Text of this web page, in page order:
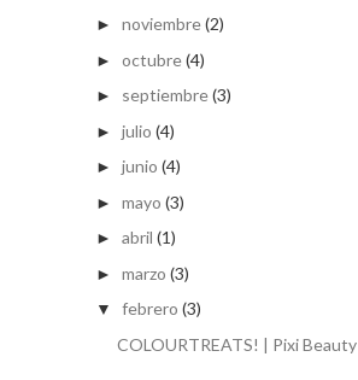
► noviembre(2)
► octubre(4)
► septiembre(3)
► julio (4)
► junio (4)
► mayo (3)
► abril (1)
► marzo (3)
▼ febrero (3)
COLOURTREATS! | Pixi Beauty